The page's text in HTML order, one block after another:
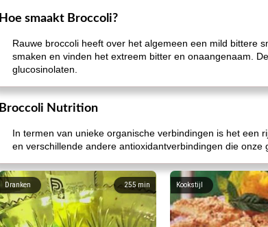
Hoe smaakt Broccoli?
Rauwe broccoli heeft over het algemeen een mild bittere
smaken en vinden het extreem bitter en onaangenaam.
glucosinolaten.
Broccoli Nutrition
In termen van unieke organische verbindingen is het een
en verschillende andere antioxidantverbindingen die onze
255 min
Dranken Kookstijl